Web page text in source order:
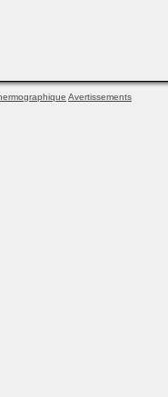
Avertissements